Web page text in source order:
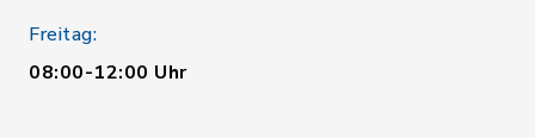
Freitag:
08:00-12:00 Uhr